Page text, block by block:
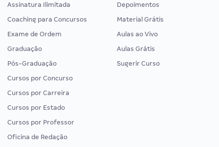
Assinatura Ilimitada
Coaching para Concursos
Exame de Ordem
Graduação
Pós-Graduação
Cursos por Concurso
Cursos por Carreira
Cursos por Estado
Cursos por Professor
Oficina de Redação
Depoimentos
Material Grátis
Aulas ao Vivo
Aulas Grátis
Sugerir Curso